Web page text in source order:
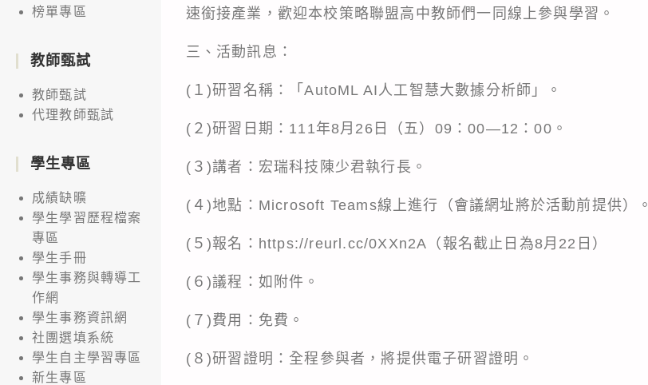
速銜接產業，歡迎本校策略聯盟高中教師們一同線上參與學習。
三、活動訊息：
(１)研習名稱：「AutoML AI人工智慧大數據分析師」。
(２)研習日期：111年8月26日（五）09：00—12：00。
(３)講者：宏瑞科技陳少君執行長。
(４)地點：Microsoft Teams線上進行（會議網址將於活動前提供）。
(５)報名：https://reurl.cc/0XXn2A（報名截止日為8月22日）
(６)議程：如附件。
(７)費用：免費。
(８)研習證明：全程參與者，將提供電子研習證明。
榜單專區
教師甄試
教師甄試
代理教師甄試
學生專區
成績缺曠
學生學習歷程檔案
專區
學生手冊
學生事務與轉導工
作網
學生事務資訊網
社團選填系統
學生自主學習專區
新生專區